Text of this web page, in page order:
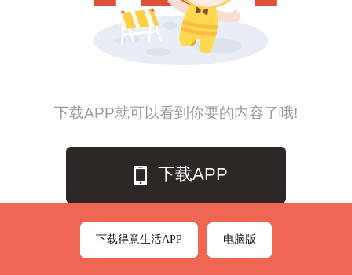
下载APP就可以看到你要的内容了哦!
下载APP
下载得意生活APP 电脑版